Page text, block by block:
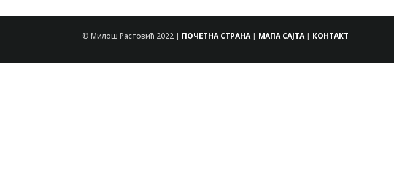
© Милош Растовић 2022 | ПОЧЕТНА СТРАНА| МАПА САЈТА| КОНТАКТ